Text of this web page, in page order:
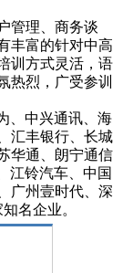
管理、商务谈
丰富的针对中高
训方式灵活，语
热烈，广受参训
、中兴通讯、海
汇丰银行、长城
华通、朗宁通信
江铃汽车、中国
广州壹时代、深
名企业。